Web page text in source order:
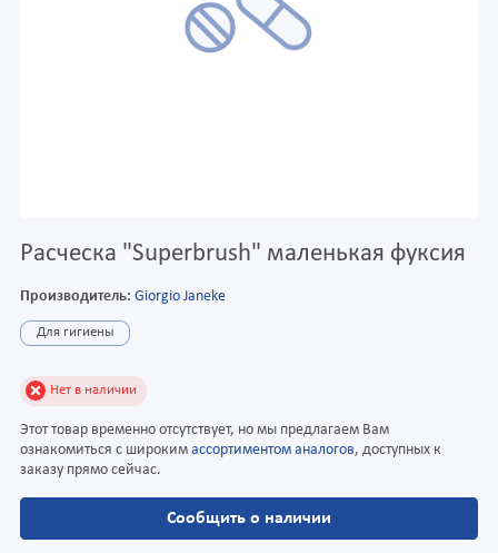
Расческа "Superbrush" маленькая фуксия
Производитель: Giorgio Janeke
Для гигиены
Нет в наличии
Этот товар временно отсутствует, но мы предлагаем Вам
ознакомиться с широким ассортиментом аналогов, доступных к
заказу прямо сейчас.
Сообщить о наличии